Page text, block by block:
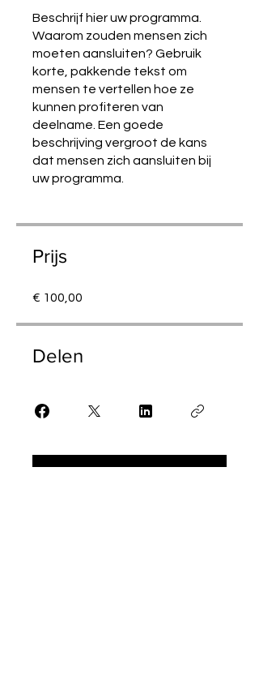
Beschrijf hier uw programma.
Waarom zouden mensen zich
moeten aansluiten? Gebruik
korte, pakkende tekst om
mensen te vertellen hoe ze
kunnen profiteren van
deelname. Een goede
beschrijving vergroot de kans
dat mensen zich aansluiten bij
uw programma.
Prijs
€ 100,00
Delen